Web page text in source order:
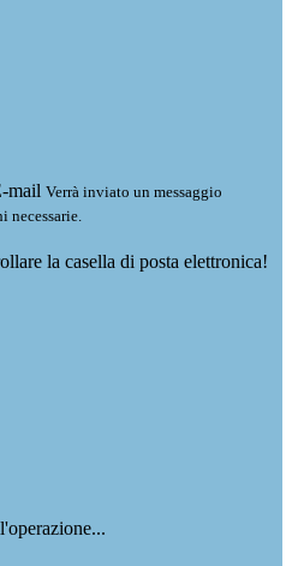
mail Verrà inviato un messaggio
necessarie.
la casella di posta elettronica!